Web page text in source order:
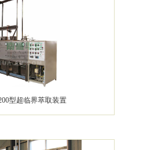
型超临界萃取装置